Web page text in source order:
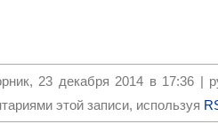
23 декабря 2014 в 17:36 |
этой записи, используя